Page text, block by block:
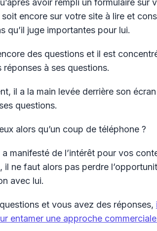
avoir rempli un formulaire sur
encore sur votre site à lire et
qu’il juge importantes pour lui.
des questions et il est
réponses à ses questions.
il a la main levée derrière son
questions.
alors qu’un coup de téléphone ?
manifesté de l’intérêt pour vos
il ne faut alors pas perdre
avec lui.
et vous avez des réponses,
entamer une approche